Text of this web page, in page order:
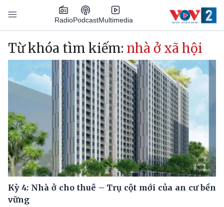
Nhảy đến nội dung
RadioPodcastMultimedia
Main navigation
Từ khóa tìm kiếm: nhà ở xã hội
Kỳ 4: Nhà ở cho thuê – Trụ cột mới của an cư bền
vững